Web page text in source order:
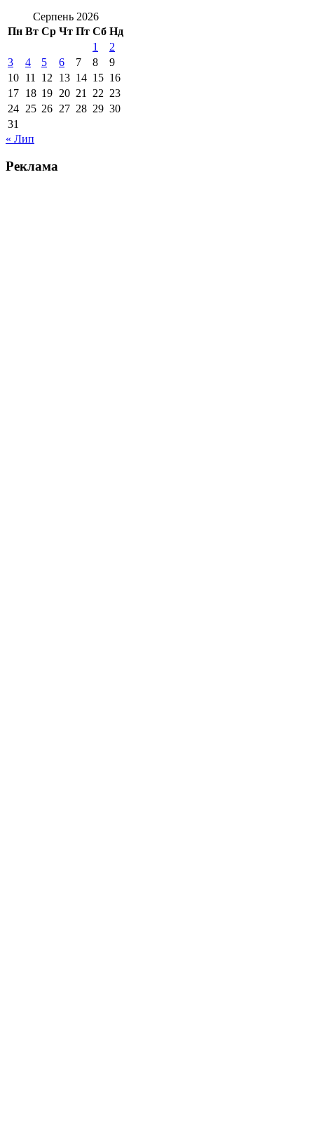
Серпень 2026
Пн Вт Ср Чт Пт Сб Нд
1
2
3
4 5 6 7 8
9
10 11 12 13 14 15 16
17 18 19 20 21 22 23
24 25 26 27 28 29 30
31
« Лип
Реклама